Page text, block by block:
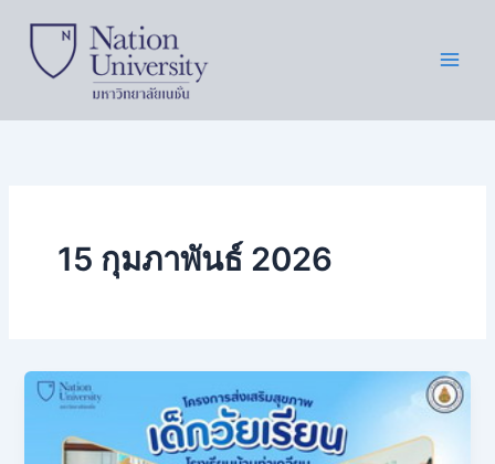
content
15 กุมภาพันธ์ 2026